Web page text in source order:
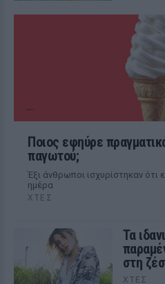
Ποιος εφηύρε
παγωτού;
Έξι άνθρωποι ισχυρίστηκαν ότι
ημέρα
ΧΤΕΣ
Τα
στη
ΧΤΕΣ